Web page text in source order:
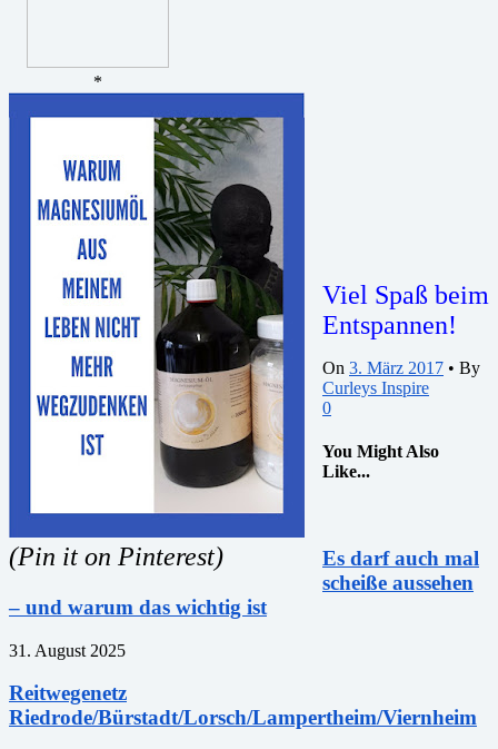
*
(Pin it on Pinterest)
Viel Spaß beim
Entspannen!
On 3. März 2017 • By
Curleys Inspire
0
You Might Also
Like...
Es darf auch mal
scheiße aussehen
– und warum das wichtig ist
31. August 2025
Reitwegenetz
Riedrode/Bürstadt/Lorsch/Lampertheim/Viernheim